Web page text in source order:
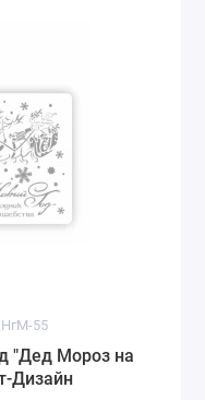
НгМ-55
"Дед Мороз на
Дизайн